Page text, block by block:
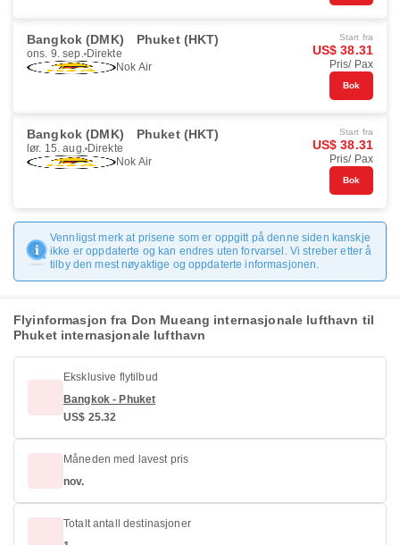
Bangkok (DMK) Phuket (HKT)
ons. 9. sep. Direkte
Nok Air
Start fra
US$ 38.31
Pris/ Pax
Bok
Bangkok (DMK) Phuket (HKT)
lør. 15. aug. Direkte
Nok Air
Start fra
US$ 38.31
Pris/ Pax
Bok
Vennligst merk at prisene som er oppgitt på denne siden kanskje
ikke er oppdaterte og kan endres uten forvarsel. Vi streber etter å
tilby den mest nøyaktige og oppdaterte informasjonen.
Flyinformasjon fra Don Mueang internasjonale lufthavn til
Phuket internasjonale lufthavn
Eksklusive flytilbud
Bangkok - Phuket
US$ 25.32
Måneden med lavest pris
nov.
Totalt antall destinasjoner